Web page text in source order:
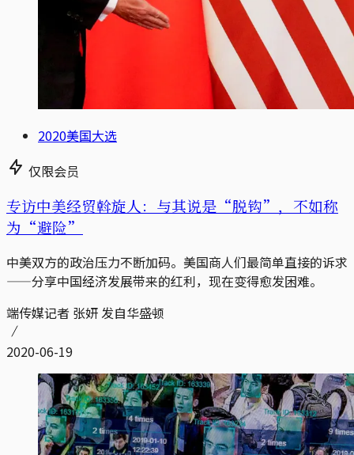
2020美国大选
仅限会员
专访中美经贸斡旋人：与其说是“脱钩”，不如称
为“避险”
中美双方的政治压力不断加码。美国商人们最简单直接的诉求
——分享中国经济发展带来的红利，现在变得愈发困难。
端传媒记者 张妍 发自华盛顿
2020-06-19